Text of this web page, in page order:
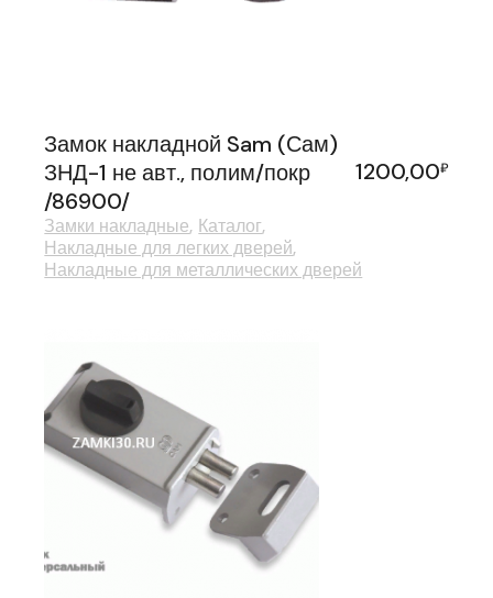
Замок накладной Sam (Сам)
ЗНД-1 не авт., полим/покр
/86900/
1200,00₽
Замки накладные Каталог
Накладные для легких дверей
Накладные для металлических дверей